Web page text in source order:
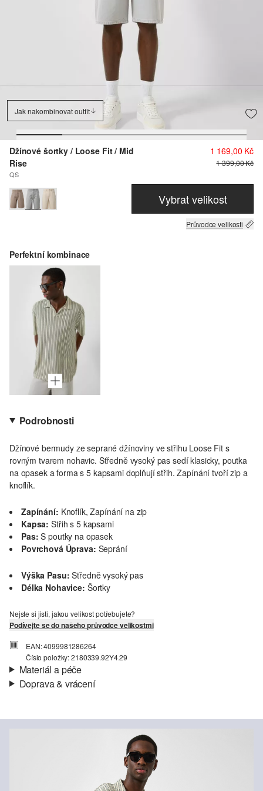
Jak nakombinovat outfit
Džínové šortky / Loose Fit / Mid
Rise
QS
1 169,00 Kč
1 399,00 Kč
Vybrat velikost
Průvodce velikosti
Perfektní kombinace
Podrobnosti
Džínové bermudy ze seprané džínoviny ve střihu Loose Fit s
rovným tvarem nohavic. Středně vysoký pas sedí klasicky, poutka
na opasek a forma s 5 kapsami doplňují střih. Zapínání tvoří zip a
knoflík.
Zapínání: Knoflík, Zapínání na zip
Kapsa: Střih s 5 kapsami
Pas: S poutky na opasek
Povrchová Úprava: Seprání
Výška Pasu: Středně vysoký pas
Délka Nohavice: Šortky
Nejste si jisti, jakou velikost potřebujete?
Podívejte se do našeho průvodce velikostmi
EAN: 4099981286264
Číslo položky: 2180339.92Y4.29
Materiál a péče
Doprava & vrácení
prostřednictvím společnosti Česká pošta. Náklady na dopravu pro
standardní doručení jsou 119,00 Kč .